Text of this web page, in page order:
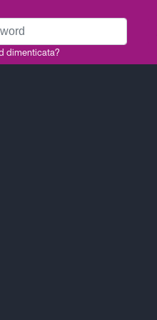
dimenticata?